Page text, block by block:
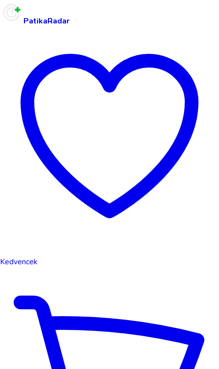
PatikaRadar
Kedvencek